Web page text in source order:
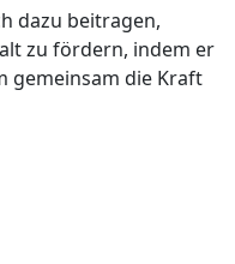
dazu beitragen,
zu fördern, indem er
gemeinsam die Kraft